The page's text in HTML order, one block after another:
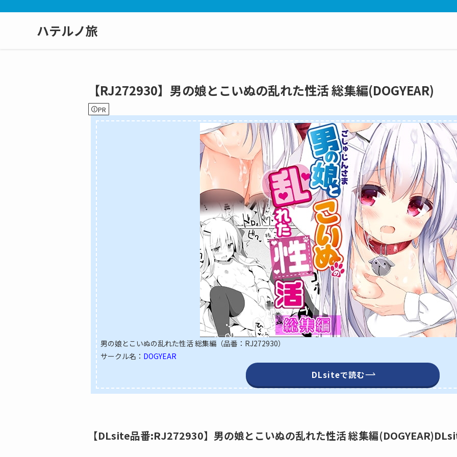
ハテルノ旅
【RJ272930】男の娘とこいぬの乱れた性活 総集編(DOGYEAR)
PR
男の娘とこいぬの乱れた性活 総集編（品番：RJ272930）
サークル名： DOGYEAR
DLsiteで読む
【DLsite品番:RJ272930】男の娘とこいぬの乱れた性活 総集編